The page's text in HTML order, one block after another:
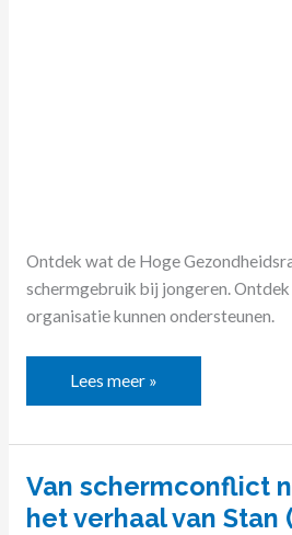
Ontdek wat de Hoge
schermgebruik bij jongeren.
organisatie kunnen ondersteunen.
Lees meer »
Van schermconflict
het verhaal van Stan
Van
schermconflict